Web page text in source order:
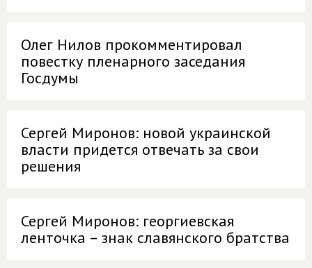
Олег Нилов прокомментировал
повестку пленарного заседания
Госдумы
Сергей Миронов: новой украинской
власти придется отвечать за свои
решения
Сергей Миронов: георгиевская
ленточка – знак славянского братства